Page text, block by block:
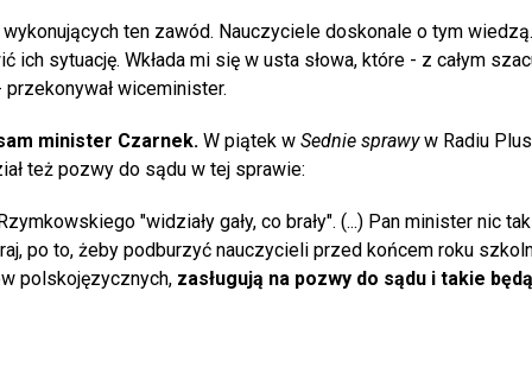
ten zawód. Nauczyciele doskonale o tym
sytuację. Wkłada mi się w usta słowa, które - z całym
wiceminister.
minister Czarnek. W piątek w Sednie sprawyw Radiu Plus
też pozwy do sądu w tej sprawie:
"widziały gały, co brały". (...) Pan minister nic
po to, żeby podburzyć nauczycieli przed końcem roku
polskojęzycznych, zasługują na pozwy do sądu i takie